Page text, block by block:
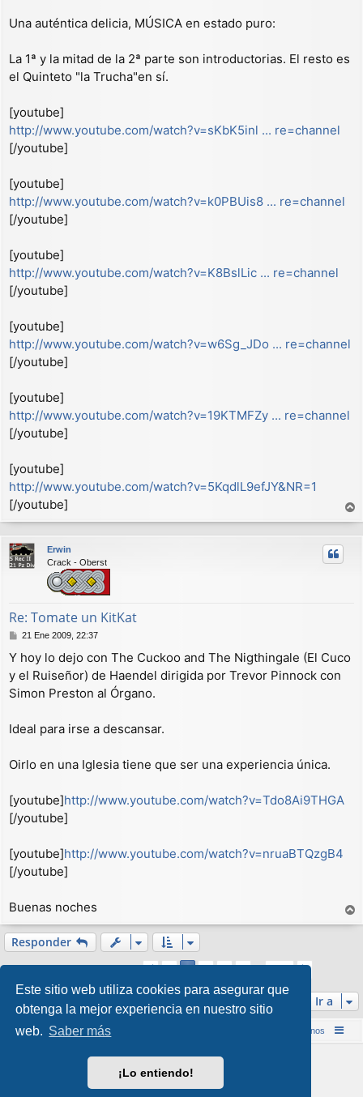
Este sitio web utiliza cookies para asegurar que
obtenga la mejor experiencia en nuestro sitio
web. Saber más
¡Lo entiendo!
Una auténtica delicia, MÚSICA en estado puro:
La 1ª y la mitad de la 2ª parte son introductorias. El resto es
el Quinteto "la Trucha"en sí.
[youtube]
http://www.youtube.com/watch?v=sKbK5inl ... re=channel
[/youtube]
[youtube]
http://www.youtube.com/watch?v=k0PBUis8 ... re=channel
[/youtube]
[youtube]
http://www.youtube.com/watch?v=K8BslLic ... re=channel
[/youtube]
[youtube]
http://www.youtube.com/watch?v=w6Sg_JDo ... re=channel
[/youtube]
[youtube]
http://www.youtube.com/watch?v=19KTMFZy ... re=channel
[/youtube]
[youtube]
http://www.youtube.com/watch?v=5KqdlL9efJY&NR=1
[/youtube]
r
r
Erwin
Crack - Oberst
Re: Tomate un KitKat
M
n
s
a
j
21 Ene 2009, 22:37
Y hoy lo dejo con The Cuckoo and The Nigthingale (El Cuco
y el Ruiseñor) de Haendel dirigida por Trevor Pinnock con
Simon Preston al Órgano.
Ideal para irse a descansar.
Oirlo en una Iglesia tiene que ser una experiencia única.
[youtube]http://www.youtube.com/watch?v=Tdo8Ai9THGA
[/youtube]
[youtube]http://www.youtube.com/watch?v=nruaBTQzgB4
[/youtube]
Buenas noches
r
Responder
Página2de166
Anterior
1 2 3 4 5 166
Ir a
Inicio (Web) Foro Punta de Lanza Wargames Contáctenos
Desarrollado porphpBB® Forum Software © phpBB Limited
Style porArty&
phpBB España